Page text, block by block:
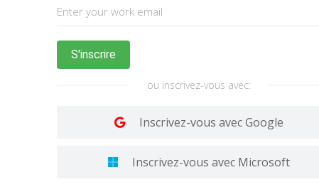
S'inscrire
ou inscrivez-vous avec:
Inscrivez-vous avec Google
Inscrivez-vous avec Microsoft